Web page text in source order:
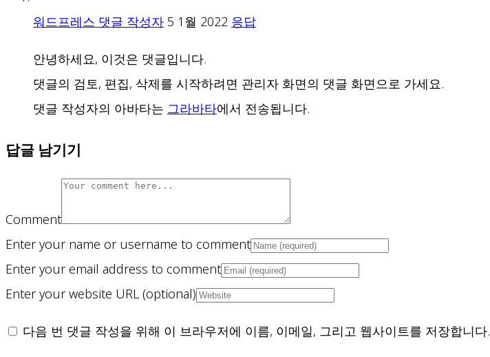
워드프레스 댓글 작성자 5 1월 2022 응답
안녕하세요, 이것은 댓글입니다.
댓글의 검토, 편집, 삭제를 시작하려면 관리자 화면의 댓글 화면으로 가세요.
댓글 작성자의 아바타는 그라바타에서 전송됩니다.
답글 남기기
Comment
Enter your name or username to comment
Enter your email address to comment
Enter your website URL (optional)
다음 번 댓글 작성을 위해 이 브라우저에 이름, 이메일, 그리고 웹사이트를 저장합니다.